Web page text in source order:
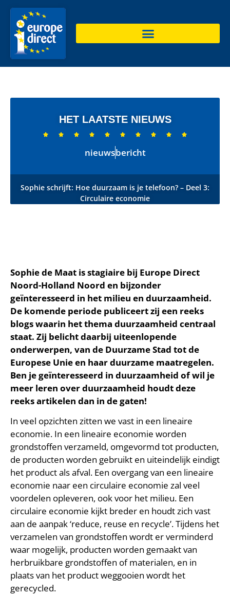
HET LAATSTE NIEUWS
         
nieuwsbericht
Sophie schrijft: Hoe duurzaam is je telefoon? – Deel 3:
Circulaire economie
Sophie de Maat is stagiaire bij Europe Direct
Noord-Holland Noord en bijzonder
geïnteresseerd in het milieu en duurzaamheid.
De komende periode publiceert zij een reeks
blogs waarin het thema duurzaamheid centraal
staat. Zij belicht daarbij uiteenlopende
onderwerpen, van de Duurzame Stad tot de
Europese Unie en haar duurzame maatregelen.
Ben je geïnteresseerd in duurzaamheid of wil je
meer leren over duurzaamheid houdt deze
reeks artikelen dan in de gaten!
In veel opzichten zitten we vast in een lineaire
economie. In een lineaire economie worden
grondstoffen verzameld, omgevormd tot producten,
de producten worden gebruikt en uiteindelijk eindigt
het product als afval. Een overgang van een lineaire
economie naar een circulaire economie zal veel
voordelen opleveren, ook voor het milieu. Een
circulaire economie kijkt breder en houdt zich vast
aan de aanpak ‘reduce, reuse en recycle’. Tijdens het
verzamelen van grondstoffen wordt er verminderd
waar mogelijk, producten worden gemaakt van
herbruikbare grondstoffen of materialen, en in
plaats van het product weggooien wordt het
gerecycled.